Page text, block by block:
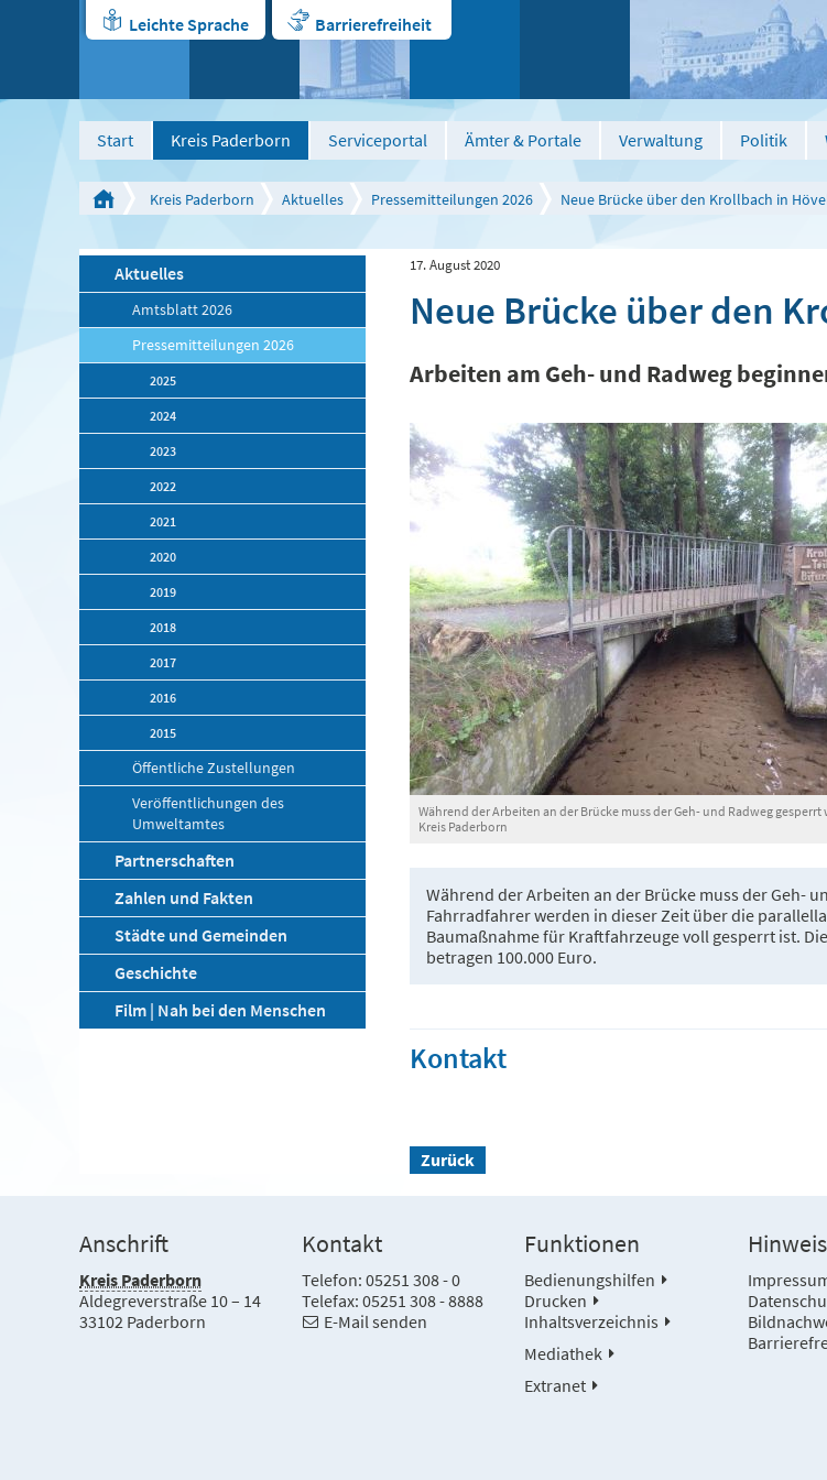
Leichte Sprache Barrierefreiheit
Start Kreis Paderborn Serviceportal Ämter & Portale Verwaltung Politik
Kreis Paderborn Aktuelles Pressemitteilungen 2026 Neue Brücke über den Krollbach in
Aktuelles
Amtsblatt 2026
Pressemitteilungen 2026
2025
2024
2023
2022
2021
2020
2019
2018
2017
2016
2015
Öffentliche Zustellungen
Veröffentlichungen des
Umweltamtes
Partnerschaften
Zahlen und Fakten
Städte und Gemeinden
Geschichte
Film | Nah bei den Menschen
17. August 2020
Neue Brücke über den
Arbeiten am Geh- und Radweg
Während der Arbeiten an der Brücke muss der Geh- und Radweg
Kreis Paderborn
Während der Arbeiten an der Brücke muss der Geh-
Fahrradfahrer werden in dieser Zeit über die
Baumaßnahme für Kraftfahrzeuge voll gesperrt ist.
betragen 100.000 Euro.
Kontakt
Zurück
Anschrift
Kreis Paderborn
Aldegreverstraße 10 – 14
33102 Paderborn
Kontakt
Telefon: 05251 308 - 0
Telefax: 05251 308 - 8888
E-Mail senden
Funktionen
Bedienungshilfen
Drucken
Inhaltsverzeichnis
Mediathek
Extranet